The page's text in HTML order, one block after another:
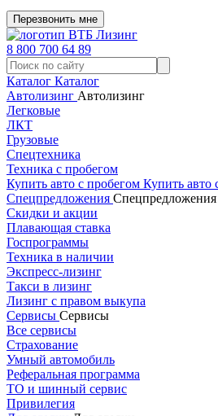
Перезвонить мне
8 800 700 64 89
Каталог Каталог
Автолизинг Автолизинг
Легковые
ЛКТ
Грузовые
Спецтехника
Техника с пробегом
Купить авто с пробегом Купить авто
Спецпредложения Спецпредложения
Скидки и акции
Плавающая ставка
Госпрограммы
Техника в наличии
Экспресс-лизинг
Такси в лизинг
Лизинг с правом выкупа
Сервисы Сервисы
Все сервисы
Страхование
Умный автомобиль
Реферальная программа
ТО и шинный сервис
Привилегия